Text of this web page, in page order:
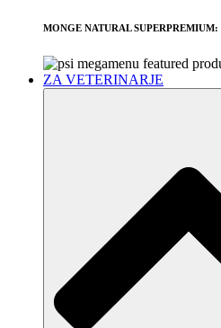
MONGE NATURAL
ZA VETERINARJE